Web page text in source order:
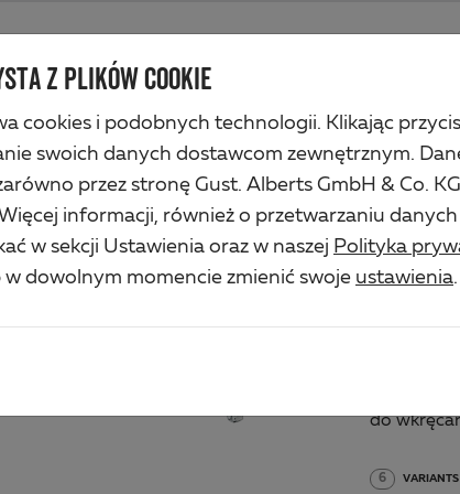
Z PLIKÓW COOKIE
cookies i podobnych technologii. Klikając
swoich danych dostawcom zewnętrznym.
przez stronę Gust. Alberts GmbH & Co.
informacji, również o przetwarzaniu
w sekcji Ustawienia oraz w naszej Polityka
w dowolnym momencie zmienić swoje ustawienia.
HAK
z uszkiem
stal
do
6 VARIANTS